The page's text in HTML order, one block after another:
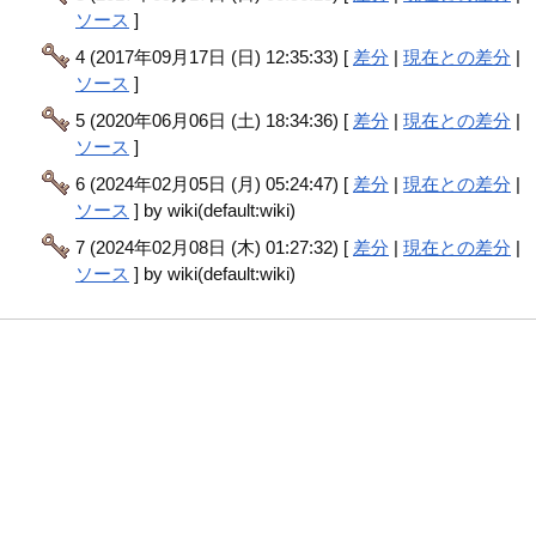
ソース ]
4 (2017年09月17日 (日) 12:35:33) [ 差分 |現在との差分 |
ソース ]
5 (2020年06月06日 (土) 18:34:36) [ 差分 |現在との差分 |
ソース ]
6 (2024年02月05日 (月) 05:24:47) [ 差分 |現在との差分 |
ソース ] by wiki(default:wiki)
7 (2024年02月08日 (木) 01:27:32) [ 差分 |現在との差分 |
ソース ] by wiki(default:wiki)